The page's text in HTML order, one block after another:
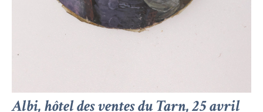
Albi, hôtel des ventes du Tarn, 25 avril